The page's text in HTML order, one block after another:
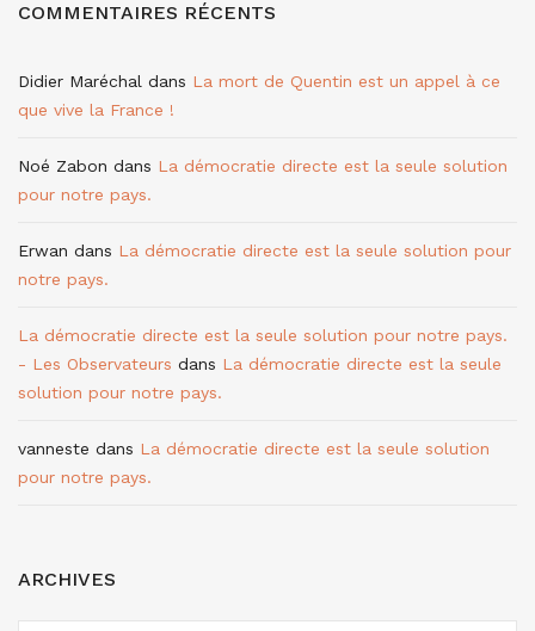
COMMENTAIRES RÉCENTS
Didier Maréchal dans La mort de Quentin est un appel à ce
que vive la France !
Noé Zabon dans La démocratie directe est la seule solution
pour notre pays.
Erwan dans La démocratie directe est la seule solution pour
notre pays.
La démocratie directe est la seule solution pour notre pays.
- Les Observateurs dans La démocratie directe est la seule
solution pour notre pays.
vanneste dans La démocratie directe est la seule solution
pour notre pays.
ARCHIVES